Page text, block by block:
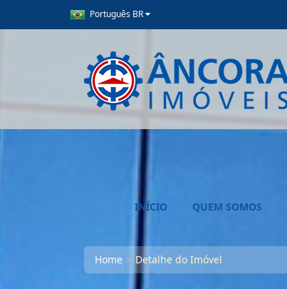
Português BR
INÍCIO QUEM SOMOS
Home Detalhe do Imóvel